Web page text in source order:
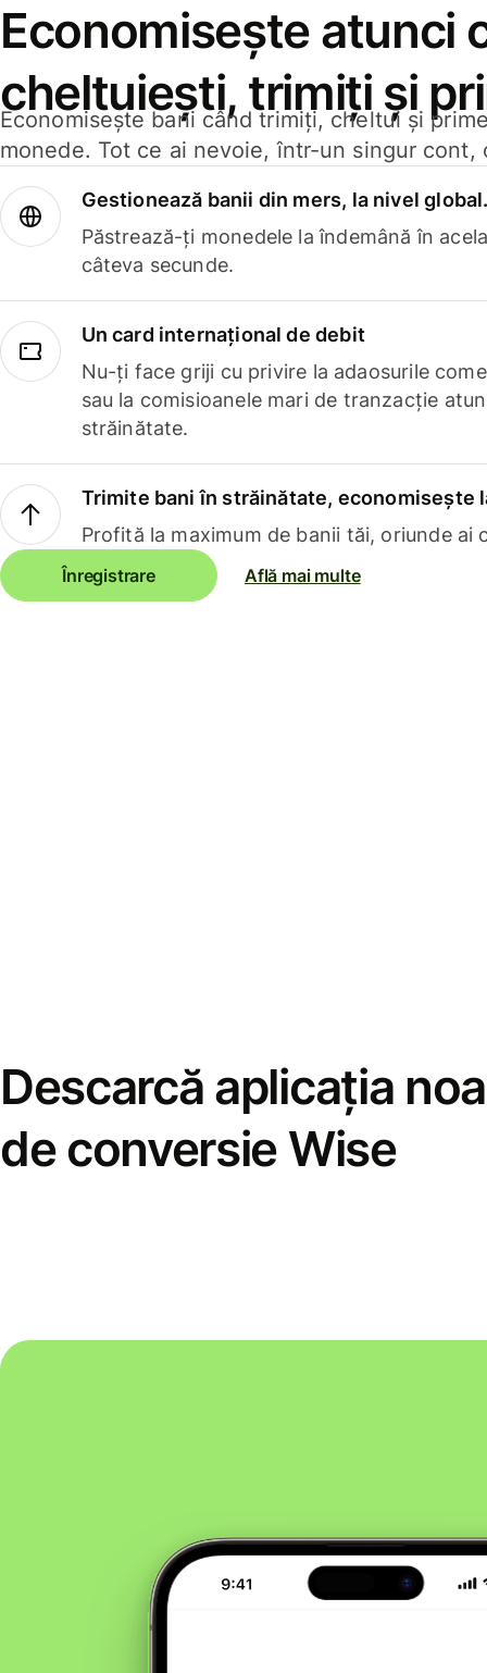
Economisește atunci
cheltuiești, trimiți și
Economisește bani când trimiți, cheltui și
monede. Tot ce ai nevoie, într-un singur cont,
Gestionează banii din mers, la nivel
Păstrează-ți monedele la îndemână în
câteva secunde.
Un card internațional de debit
Nu-ți face griji cu privire la adaosurile
sau la comisioanele mari de tranzacție
străinătate.
Trimite bani în străinătate, economisește
Profită la maximum de banii tăi, oriunde ai
Înregistrare Află mai multe
Descarcă aplicația
de conversie Wise